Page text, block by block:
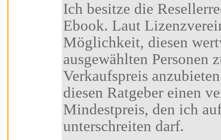
Ich besitze die Resellerrechte an diesem Ratgeber-
Ebook. Laut Lizenzvereinbarung habe ich die
Möglichkeit, diesen wertvollen Ratgeber
ausgewählten Personen
Verkaufspreis
diesen Ratgeber einen vertraglich festgelegten
Mindestpreis, den ich auf keinen Fall
unterschreiten darf.